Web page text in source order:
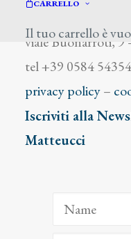
CARRELLO
Il tuo carrello è
viale Buonarroti, 9
tel +39 0584 54354
privacy policy–
Iscriviti alla
Matteucci